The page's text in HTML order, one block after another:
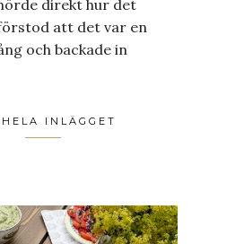
direkt hur det
att det var en
och backade in
INLÄGGET